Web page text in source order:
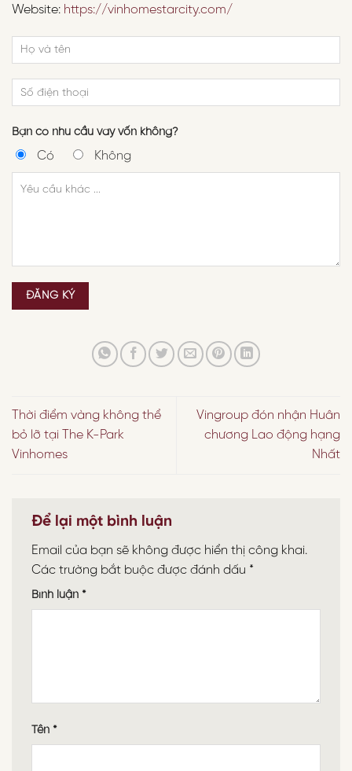
Website: https://vinhomestarcity.com/
Bạn có nhu cầu vay vốn không?
Có Không
Thời điểm vàng không thể
bỏ lỡ tại The K-Park
Vinhomes
Vingroup đón nhận Huân
chương Lao động hạng
Nhất
Để lại một bình luận
Email của bạn sẽ không được hiển thị công khai.
Các trường bắt buộc được đánh dấu *
Bình luận *
Tên *